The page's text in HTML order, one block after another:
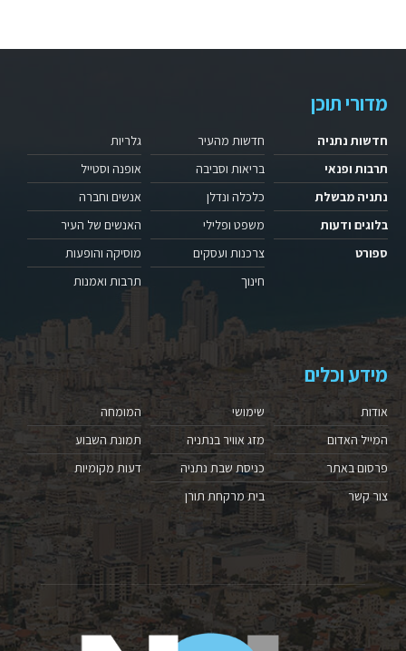
מדורי תוכן
חדשות נתניה
תרבות ופנאי
נתניה מבשלת
בלוגים ודעות
ספורט
חדשות מהעיר
בריאות וסביבה
כלכלה ונדלן
משפט ופלילי
צרכנות ועסקים
חינוך
גלריות
אופנה וסטייל
אנשים וחברה
האנשים של העיר
מוסיקה והופעות
תרבות ואמנות
מידע וכלים
אודות
המייל האדום
פרסום באתר
צור קשר
שימושי
מזג אוויר בנתניה
כניסת שבת נתניה
בית מרקחת תורן
המומחה
תמונת השבוע
דעות מקומיות